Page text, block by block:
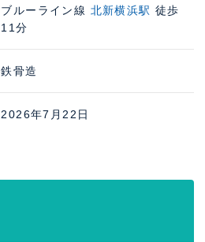
ブルーライン線 北新横浜駅 徒歩
11分
鉄骨造
2026年7月22日